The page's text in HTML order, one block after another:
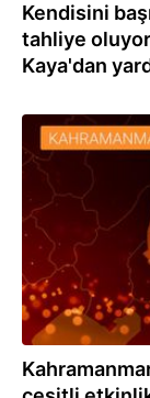
Kendisini
tahliye
Kaya'dan
24.03.2022